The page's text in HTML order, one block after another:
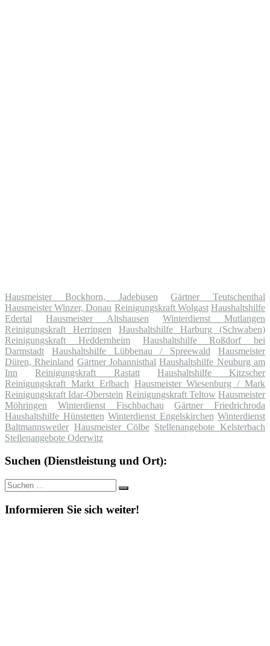
Hausmeister Bockhorn, Jadebusen
Gärtner Teutschenthal
Hausmeister Winzer, Donau Reinigungskraft Wolgast Haushaltshilfe
Edertal
Hausmeister Altshausen
Winterdienst Mutlangen
Reinigungskraft Herringen
Haushaltshilfe Harburg (Schwaben)
Reinigungskraft Heddernheim
Haushaltshilfe Roßdorf bei
Darmstadt
Haushaltshilfe Lübbenau / Spreewald
Hausmeister
Düren, Rheinland Gärtner Johannisthal Haushaltshilfe Neuburg am
Inn
Reinigungskraft Rastatt
Haushaltshilfe Kitzscher
Reinigungskraft Markt Erlbach Hausmeister Wiesenburg / Mark
Reinigungskraft Idar-Oberstein Reinigungskraft Teltow Hausmeister
Möhringen
Winterdienst Fischbachau
Gärtner Friedrichroda
Haushaltshilfe Hünstetten Winterdienst Engelskirchen Winterdienst
Baltmannsweiler Hausmeister Cölbe Stellenangebote Kelsterbach
Stellenangebote Oderwitz
Suchen (Dienstleistung und Ort):
Suche
nach:
Suchen
Informieren Sie sich weiter!